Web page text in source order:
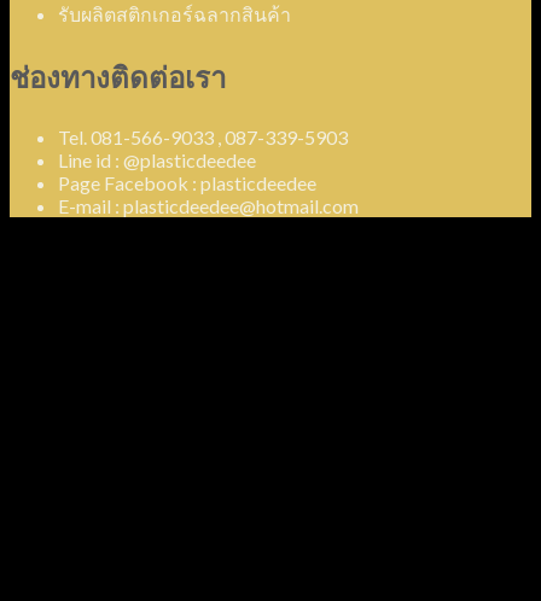
รับผลิตสติกเกอร์ฉลากสินค้า
ช่องทางติดต่อเรา
Tel. 081-566-9033 , 087-339-5903
Line id : @plasticdeedee
Page Facebook : plasticdeedee
E-mail : plasticdeedee@hotmail.com